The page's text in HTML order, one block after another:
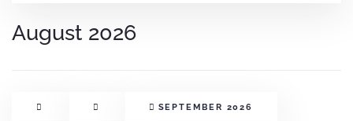
August 2026
SEPTEMBER 2026